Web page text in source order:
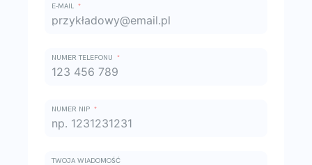
E-MAIL
NUMER TELEFONU
NUMER NIP
TWOJA WIADOMOŚĆ